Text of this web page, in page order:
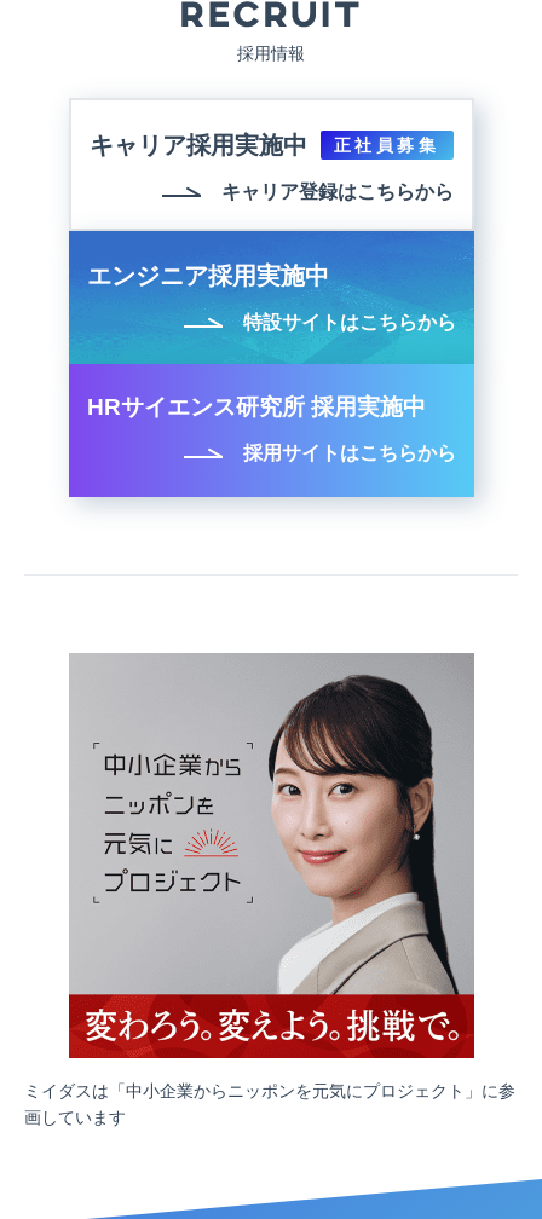
採用情報
キャリア採用実施中 正社員募集
キャリア登録はこちらから
エンジニア採用実施中
特設サイトはこちらから
HRサイエンス研究所 採用実施中
採用サイトはこちらから
ミイダスは「中小企業からニッポンを元気にプロジェクト」に参
画しています